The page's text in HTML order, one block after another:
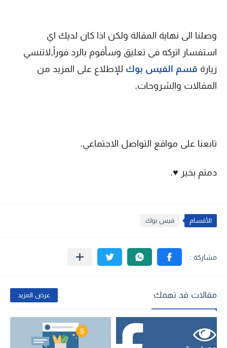
وصلنا الى نهاية المقالة ولكن اذا كان لديك اي
استفسار اتركه فى تعليق وسأقوم بالرد فوراً,لاتنسي
زيارة قسم الفيس بوك للإطلاع على المزيد من
المقالات والشروحات.
تابعنا على مواقع التواصل الاجتماعي.
دمتم بخير ♥.
الأقسام فيس بوك
مقالات قد تهمك عرض المزيد